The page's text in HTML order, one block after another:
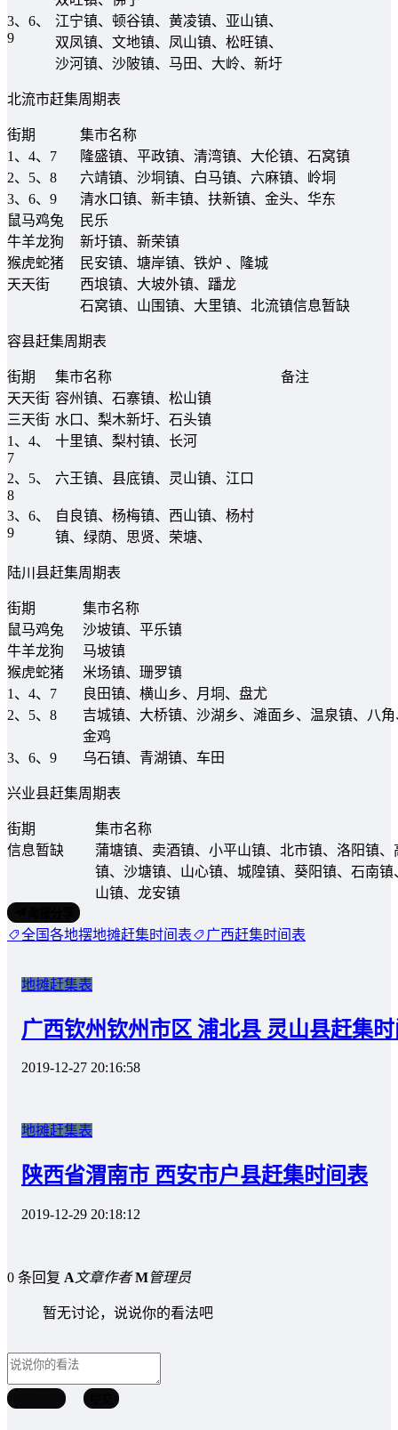
3、6、
9
江宁镇、顿谷镇、黄凌镇、亚山镇、
双凤镇、文地镇、凤山镇、松旺镇、
沙河镇、沙陂镇、马田、大岭、新圩
北流市赶集周期表
街期
集市名称
1、4、7
隆盛镇、平政镇、清湾镇、大伦镇、石窝镇
2、5、8
六靖镇、沙垌镇、白马镇、六麻镇、岭垌
3、6、9
清水口镇、新丰镇、扶新镇、金头、华东
鼠马鸡兔
民乐
牛羊龙狗
新圩镇、新荣镇
猴虎蛇猪
民安镇、塘岸镇、铁炉 、隆城
天天街
西埌镇、大坡外镇、蹯龙
石窝镇、山围镇、大里镇、北流镇信息暂缺
容县赶集周期表
街期 集市名称
备注
天天街 容州镇、石寨镇、松山镇
三天街 水口、梨木新圩、石头镇
1、4、
7
十里镇、梨村镇、长河
2、5、
8
六王镇、县底镇、灵山镇、江口
3、6、
9
自良镇、杨梅镇、西山镇、杨村
镇、绿荫、思贤、荣塘、
陆川县赶集周期表
街期
集市名称
鼠马鸡兔
沙坡镇、平乐镇
牛羊龙狗
马坡镇
猴虎蛇猪
米场镇、珊罗镇
1、4、7
良田镇、横山乡、月垌、盘尤
2、5、8
吉城镇、大桥镇、沙湖乡、滩面乡、温泉镇、八
金鸡
3、6、9
乌石镇、青湖镇、车田
兴业县赶集周期表
街期
集市名称
信息暂缺
蒲塘镇、卖酒镇、小平山镇、北市镇、洛阳镇、
镇、沙塘镇、山心镇、城隍镇、葵阳镇、石南镇
山镇、龙安镇
全国各地摆地摊赶集时间表 广西赶集时间表
地摊赶集表
广西钦州钦州市区 浦北县 灵山县赶集
2019-12-27 20:16:58
地摊赶集表
陕西省渭南市 西安市户县赶集时间表
2019-12-29 20:18:12
0 条回复 A 文章作者 M管理员
暂无讨论，说说你的看法吧